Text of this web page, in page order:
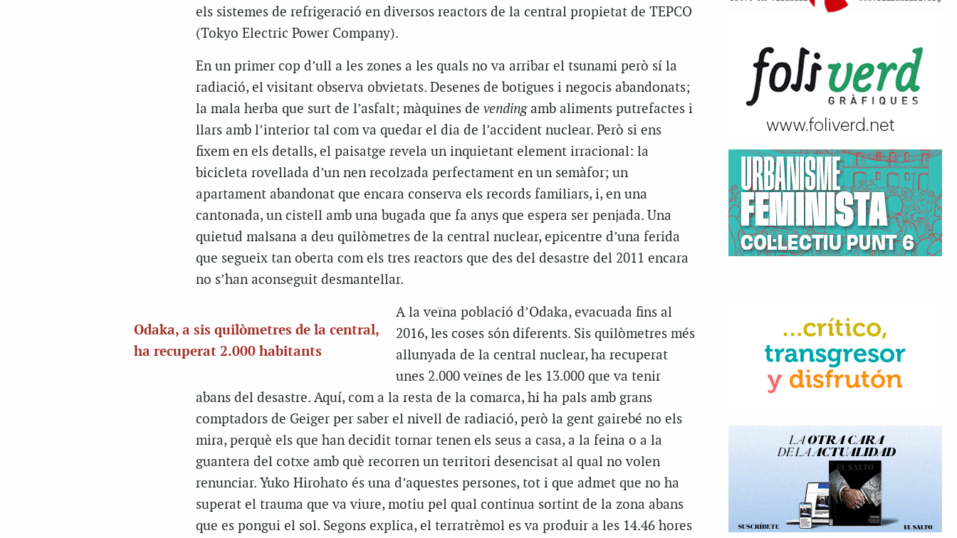
els sistemes de refrigeració en diversos reactors de la central propietat de TEPCO
(Tokyo Electric Power Company).
En un primer cop d’ull a les zones a les quals no va arribar el tsunami però sí la
radiació, el visitant observa obvietats. Desenes de botigues i negocis abandonats;
la mala herba que surt de l’asfalt; màquines de vendingamb aliments putrefactes i
llars amb l’interior tal com va quedar el dia de l’accident nuclear. Però si ens
fixem en els detalls, el paisatge revela un inquietant element irracional: la
bicicleta rovellada d’un nen recolzada perfectament en un semàfor; un
apartament abandonat que encara conserva els records familiars, i, en una
cantonada, un cistell amb una bugada que fa anys que espera ser penjada. Una
quietud malsana a deu quilòmetres de la central nuclear, epicentre d’una ferida
que segueix tan oberta com els tres reactors que des del desastre del 2011 encara
no s’han aconseguit desmantellar.
Odaka, a sis quilòmetres de la central,
ha recuperat 2.000 habitants
A la veïna població d’Odaka, evacuada fins al
2016, les coses són diferents. Sis quilòmetres més
allunyada de la central nuclear, ha recuperat
unes 2.000 veïnes de les 13.000 que va tenir
abans del desastre. Aquí, com a la resta de la comarca, hi ha pals amb grans
comptadors de Geiger per saber el nivell de radiació, però la gent gairebé no els
mira, perquè els que han decidit tornar tenen els seus a casa, a la feina o a la
guantera del cotxe amb què recorren un territori desencisat al qual no volen
renunciar. Yuko Hirohato és una d’aquestes persones, tot i que admet que no ha
superat el trauma que va viure, motiu pel qual continua sortint de la zona abans
que es pongui el sol. Segons explica, el terratrèmol es va produir a les 14.46 hores